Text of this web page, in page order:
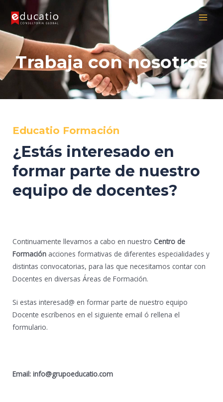
content
Trabaja con nosotros
Educatio Formación
¿Estás interesado en
formar parte de nuestro
equipo de docentes?
Continuamente llevamos a cabo en nuestro Centro de
Formación acciones formativas de diferentes especialidades y
distintas convocatorias, para las que necesitamos contar con
Docentes en diversas Áreas de Formación.
Si estas interesad@ en formar parte de nuestro equipo
Docente escríbenos en el siguiente email ó rellena el
formulario.
Email: info@grupoeducatio.com